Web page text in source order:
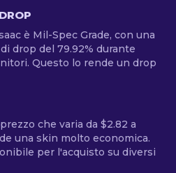
è Mil-Spec Grade, con una
drop del 79.92% durante
Questo lo rende un drop
che varia da $2.82 a
una skin molto economica.
per l'acquisto su diversi